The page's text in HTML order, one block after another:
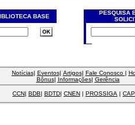
BASE
PESQUISA
Notícias| Eventos| Artigos| Fale Conosco |
Bônus| Informações| Gerência
CCN| BDB| BDTD| CNEN | PROSSIGA |